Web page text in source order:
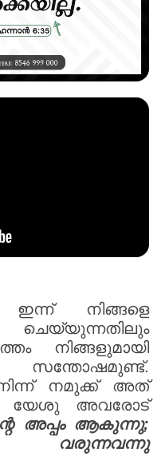
നിങ്ങളെ
നിങ്ങളുമായി
സന്തോഷമുണ്ട്.
നമുക്ക് അത്
യേശു അവരോട്
അപ്പം ആകുന്നു;
വരുന്നവന്നു